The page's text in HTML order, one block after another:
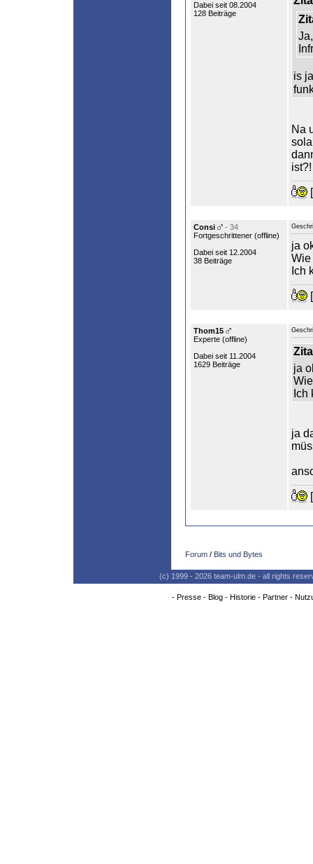
Dabei seit 08.2004
128 Beiträge
is
Na
ist?!
[
Consi
- 34
Fortgeschrittener (offline)
Dabei seit 12.2004
38 Beiträge
ja
Wie
Ich
[
Thom15
Experte (offline)
Dabei seit 11.2004
1629 Beiträge
ja
ja
[
Forum / Bits und Bytes
(c) 1999 - 2026 team-ulm.de - all rights
- Presse- Blog- Historie- Partner-